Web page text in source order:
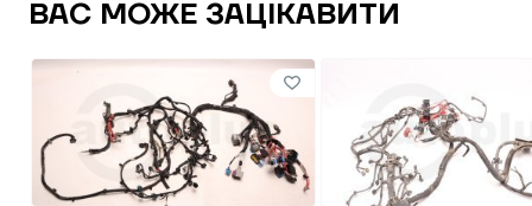
ВАС МОЖЕ ЗАЦІКАВИТИ